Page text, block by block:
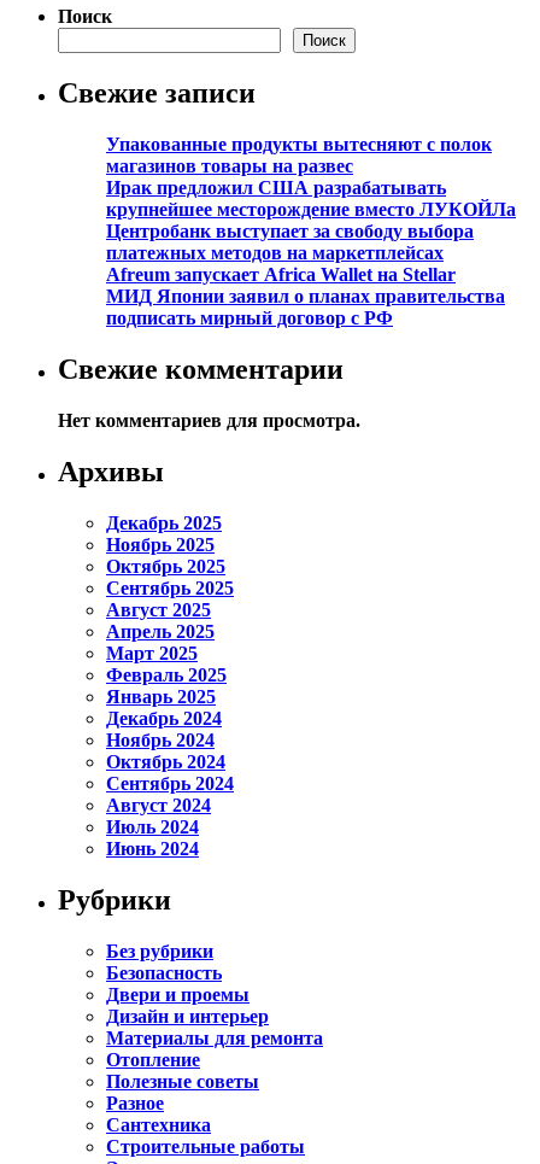
Поиск
Поиск
Свежие записи
Упакованные продукты вытесняют с полок
магазинов товары на развес
Ирак предложил США разрабатывать
крупнейшее месторождение вместо ЛУКОЙЛа
Центробанк выступает за свободу выбора
платежных методов на маркетплейсах
Afreum запускает Africa Wallet на Stellar
МИД Японии заявил о планах правительства
подписать мирный договор с РФ
Свежие комментарии
Нет комментариев для просмотра.
Архивы
Декабрь 2025
Ноябрь 2025
Октябрь 2025
Сентябрь 2025
Август 2025
Апрель 2025
Март 2025
Февраль 2025
Январь 2025
Декабрь 2024
Ноябрь 2024
Октябрь 2024
Сентябрь 2024
Август 2024
Июль 2024
Июнь 2024
Рубрики
Без рубрики
Безопасность
Двери и проемы
Дизайн и интерьер
Материалы для ремонта
Отопление
Полезные советы
Разное
Сантехника
Строительные работы